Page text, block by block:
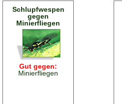
Schlupfwespen
gegen
Minierfliegen
Gut gegen:
Minierfliegen